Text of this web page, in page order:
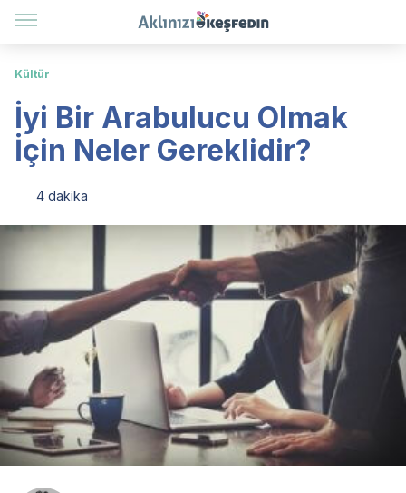
Kültür
İyi Bir Arabulucu Olmak
İçin Neler Gereklidir?
4 dakika